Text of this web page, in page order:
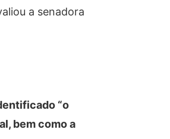
a senadora
“o
bem como a